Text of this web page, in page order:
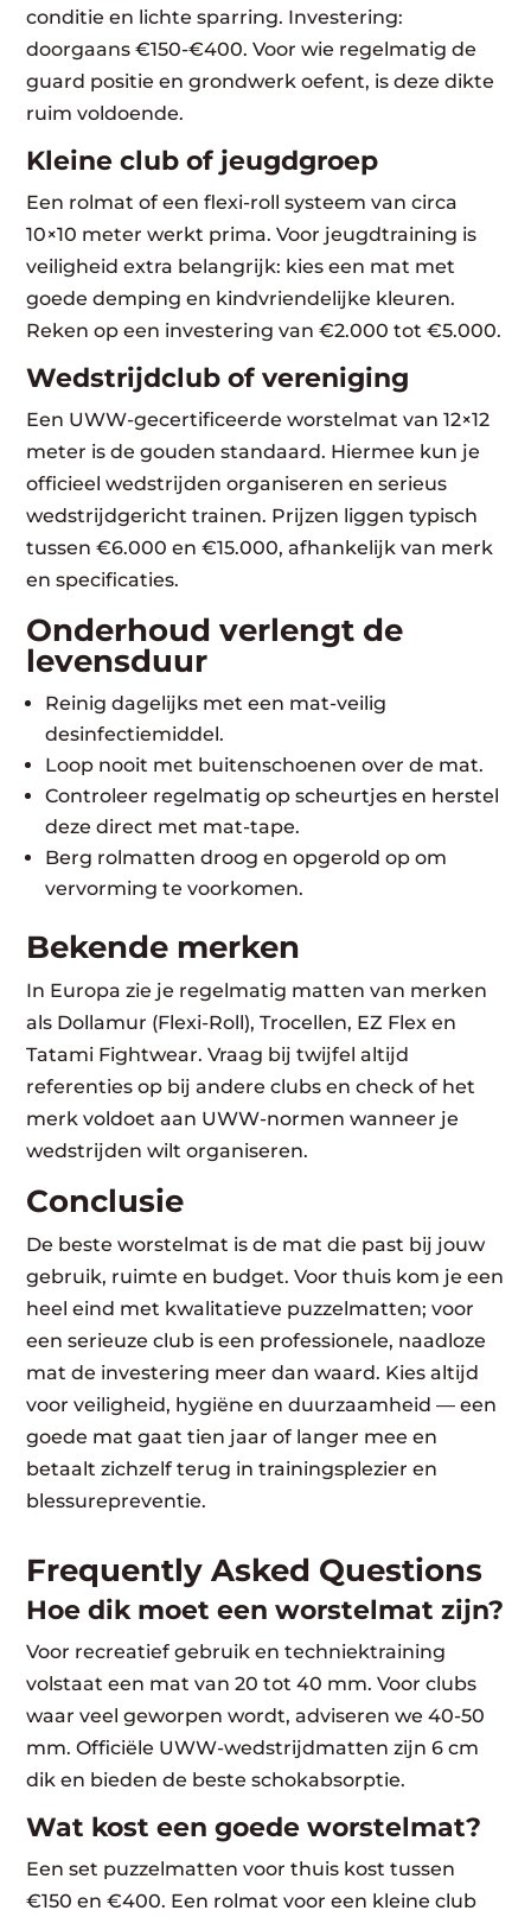
conditie en lichte sparring. Investering:
doorgaans €150-€400. Voor wie regelmatig de
guard positie en grondwerk oefent, is deze dikte
ruim voldoende.
Kleine club of jeugdgroep
Een rolmat of een flexi-roll systeem van circa
10×10 meter werkt prima. Voor jeugdtraining is
veiligheid extra belangrijk: kies een mat met
goede demping en kindvriendelijke kleuren.
Reken op een investering van €2.000 tot €5.000.
Wedstrijdclub of vereniging
Een UWW-gecertificeerde worstelmat van 12×12
meter is de gouden standaard. Hiermee kun je
officieel wedstrijden organiseren en serieus
wedstrijdgericht trainen. Prijzen liggen typisch
tussen €6.000 en €15.000, afhankelijk van merk
en specificaties.
Onderhoud verlengt de
levensduur
Reinig dagelijks met een mat-veilig
desinfectiemiddel.
Loop nooit met buitenschoenen over de mat.
Controleer regelmatig op scheurtjes en herstel
deze direct met mat-tape.
Berg rolmatten droog en opgerold op om
vervorming te voorkomen.
Bekende merken
In Europa zie je regelmatig matten van merken
als Dollamur (Flexi-Roll), Trocellen, EZ Flex en
Tatami Fightwear. Vraag bij twijfel altijd
referenties op bij andere clubs en check of het
merk voldoet aan UWW-normen wanneer je
wedstrijden wilt organiseren.
Conclusie
De beste worstelmat is de mat die past bij jouw
gebruik, ruimte en budget. Voor thuis kom je een
heel eind met kwalitatieve puzzelmatten; voor
een serieuze club is een professionele, naadloze
mat de investering meer dan waard. Kies altijd
voor veiligheid, hygiëne en duurzaamheid — een
goede mat gaat tien jaar of langer mee en
betaalt zichzelf terug in trainingsplezier en
blessurepreventie.
Frequently Asked Questions
Hoe dik moet een worstelmat zijn?
Voor recreatief gebruik en techniektraining
volstaat een mat van 20 tot 40 mm. Voor clubs
waar veel geworpen wordt, adviseren we 40-50
mm. Officiële UWW-wedstrijdmatten zijn 6 cm
dik en bieden de beste schokabsorptie.
Wat kost een goede worstelmat?
Een set puzzelmatten voor thuis kost tussen
€150 en €400. Een rolmat voor een kleine club